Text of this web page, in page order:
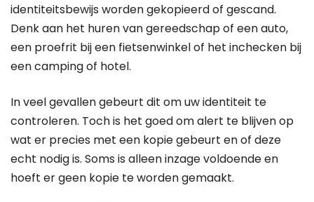
identiteitsbewijs worden gekopieerd of gescand.
Denk aan het huren van gereedschap of een auto,
een proefrit bij een fietsenwinkel of het inchecken bij
een camping of hotel.
In veel gevallen gebeurt dit om uw identiteit te
controleren. Toch is het goed om alert te blijven op
wat er precies met een kopie gebeurt en of deze
echt nodig is. Soms is alleen inzage voldoende en
hoeft er geen kopie te worden gemaakt.